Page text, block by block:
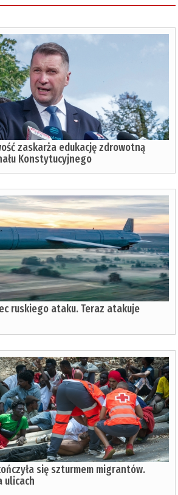
zaskarża edukację zdrowotną
Konstytucyjnego
ruskiego ataku. Teraz atakuje
się szturmem migrantów.
ulicach